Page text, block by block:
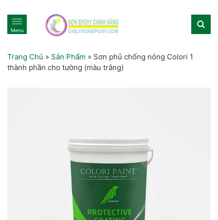
Menu
Trang Chủ » Sản Phẩm » Sơn phủ chống nóng Colori 1
thành phần cho tường (màu trắng)